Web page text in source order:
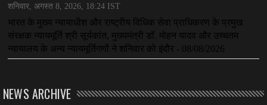
NEWS ARCHIVE